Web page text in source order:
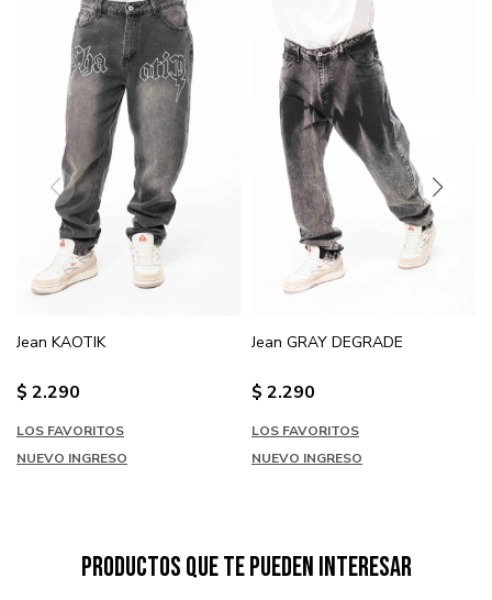
Jean KAOTIK
$ 2.290
LOS FAVORITOS
NUEVO INGRESO
Jean GRAY DEGRADE
$ 2.290
LOS FAVORITOS
NUEVO INGRESO
Productos que te pueden interesar